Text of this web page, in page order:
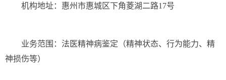
机构地址：惠州市惠城区下角菱湖二路17号
业务范围：法医精神病鉴定（精神状态、行为能力、精
神损伤等）